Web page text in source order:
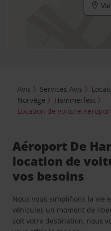
Avis Services Avis
Norvège
Hammerfest
Location de voiture
Aéroport De
location de
vos besoins
Nous vous simplifions la vie
véhicules un moment de
soit votre destination, nous